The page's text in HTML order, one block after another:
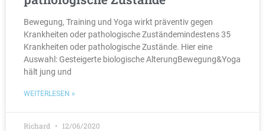
Bewegung, Training und Yoga wirkt präventiv gegen
Krankheiten oder pathologische Zuständemindestens 35
Krankheiten oder pathologische Zustände. Hier eine
Auswahl: Gesteigerte biologische AlterungBewegung&Yoga
hält jung und
WEITERLESEN »
Richard 12/06/2020